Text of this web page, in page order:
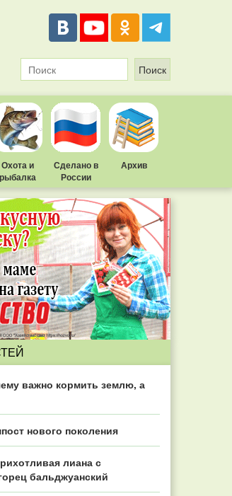
Охота и
рыбалка
Сделано в
России
Архив
важно кормить землю, а
нового поколения
лиана с
бальджуанский